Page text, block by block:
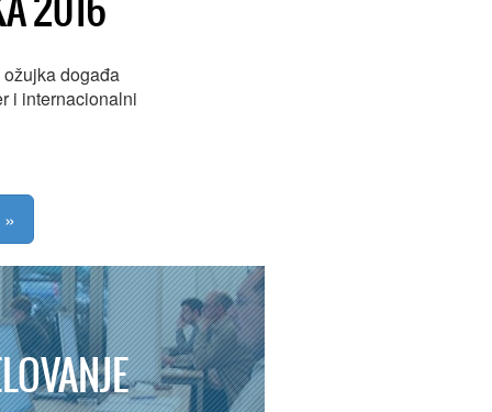
događa
i internacionalni